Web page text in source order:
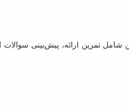
تمرین ارائه، پیش‌بینی سوالات